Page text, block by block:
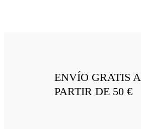
ENVÍO GRATIS A
PARTIR DE 50 €